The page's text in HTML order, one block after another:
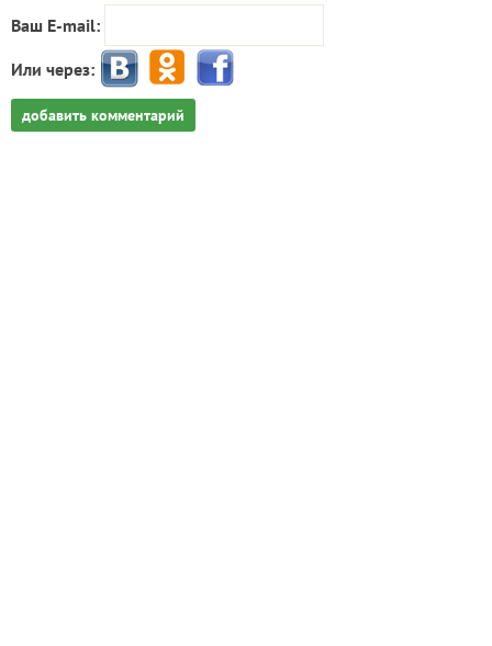
Ваш E-mail:
Или через:
добавить комментарий